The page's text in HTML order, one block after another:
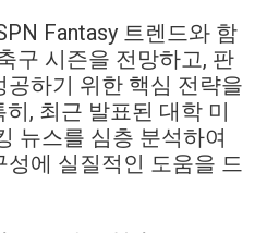
Fantasy 트렌드와 함
구 시즌을 전망하고, 판
하기 위한 핵심 전략을
, 최근 발표된 대학 미
뉴스를 심층 분석하여
에 실질적인 도움을 드